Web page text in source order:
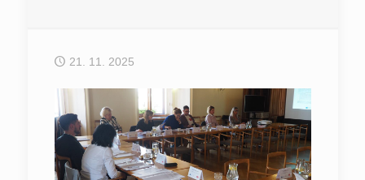
21. 11. 2025